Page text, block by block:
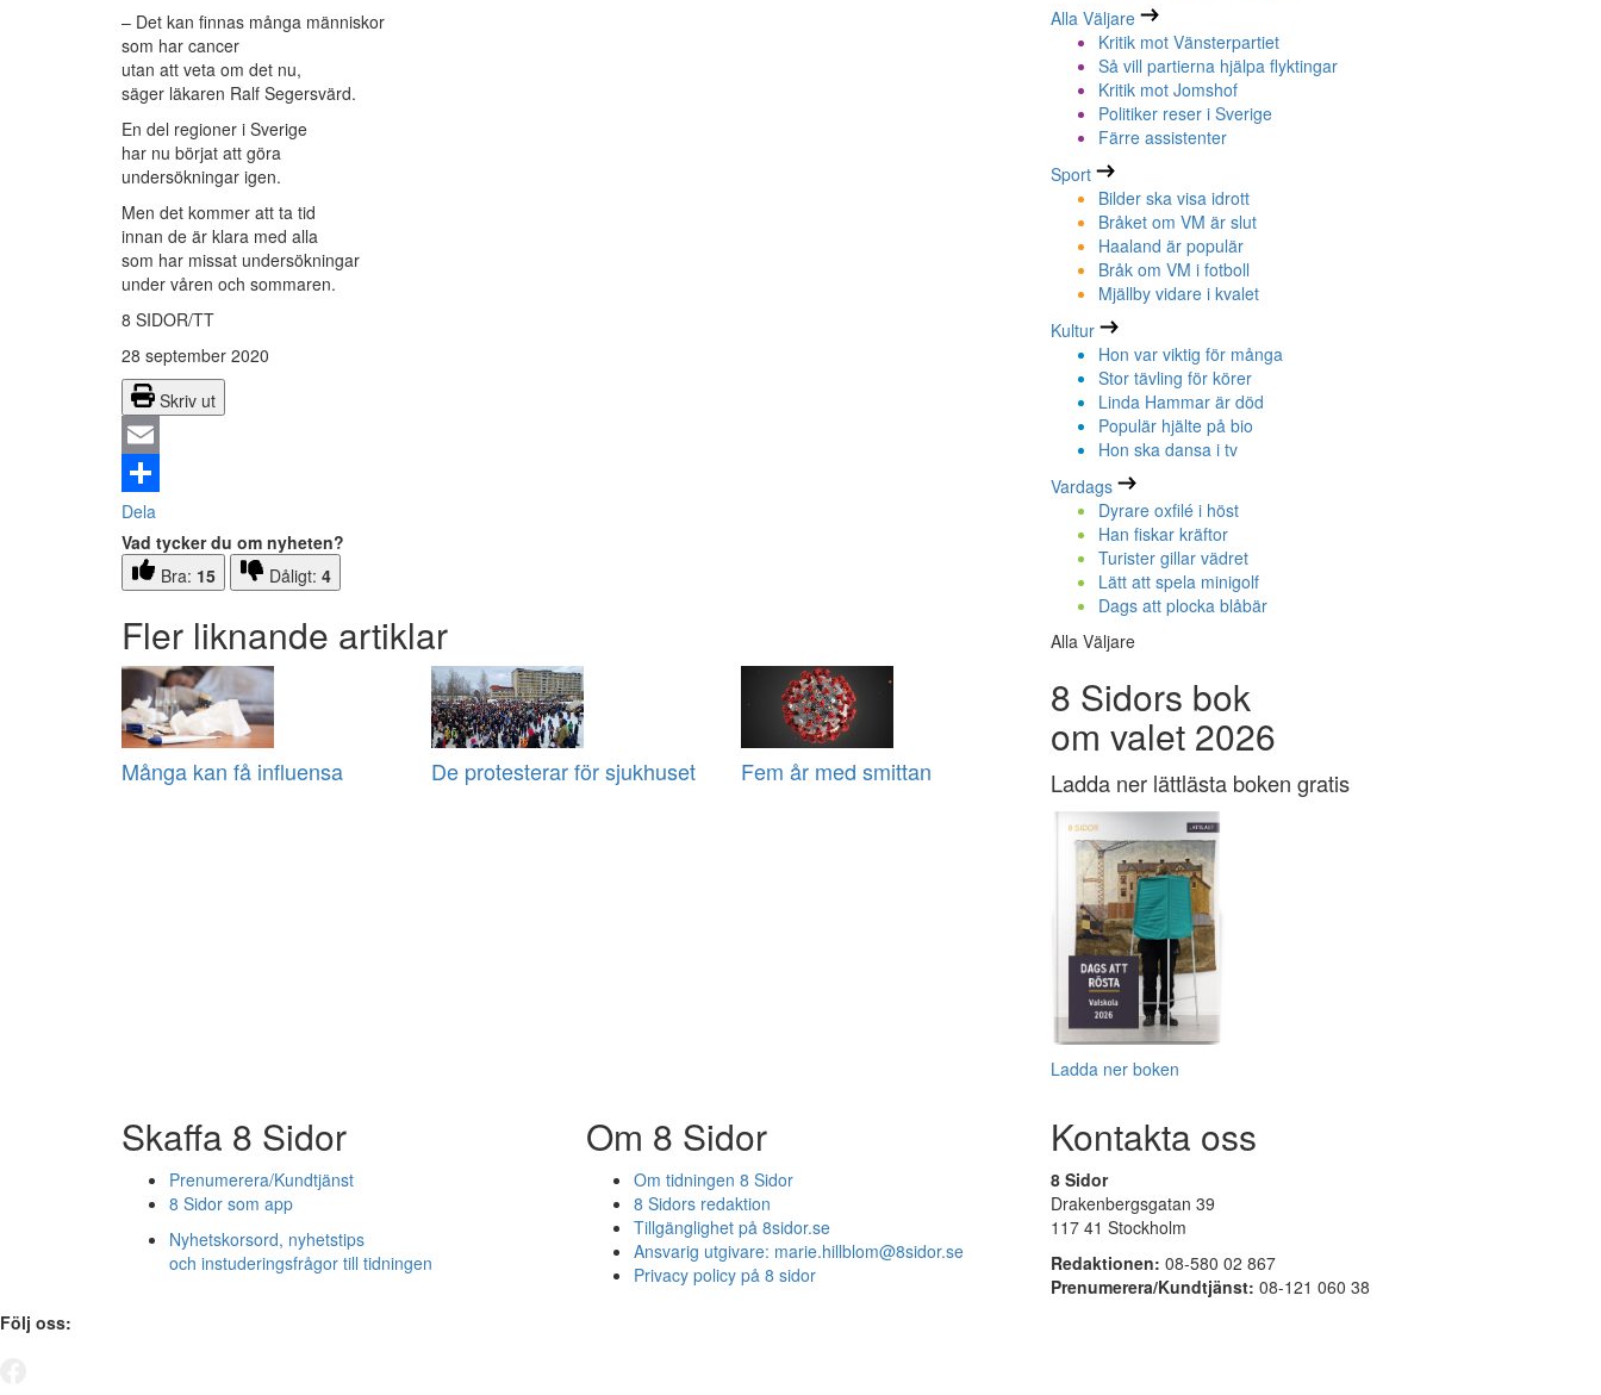
– Det kan finnas många människor
som har cancer
utan att veta om det nu,
säger läkaren Ralf Segersvärd.
En del regioner i Sverige
har nu börjat att göra
undersökningar igen.
Men det kommer att ta tid
innan de är klara med alla
som har missat undersökningar
under våren och sommaren.
8 SIDOR/TT
28 september 2020
Skriv ut
Email
Dela
Vad tycker du om nyheten?
Bra: 15 Dåligt: 4
Fler liknande artiklar
Många kan få influensa De protesterar för sjukhuset Fem år med smittan
Alla Väljare
Kritik mot Vänsterpartiet
Så vill partierna hjälpa flyktingar
Kritik mot Jomshof
Politiker reser i Sverige
Färre assistenter
Sport
Bilder ska visa idrott
Bråket om VM är slut
Haaland är populär
Bråk om VM i fotboll
Mjällby vidare i kvalet
Kultur
Hon var viktig för många
Stor tävling för körer
Linda Hammar är död
Populär hjälte på bio
Hon ska dansa i tv
Vardags
Dyrare oxfilé i höst
Han fiskar kräftor
Turister gillar vädret
Lätt att spela minigolf
Dags att plocka blåbär
Alla Väljare
8 Sidors bok
om valet 2026
Ladda ner lättlästa boken gratis
Ladda ner boken
Skaffa 8 Sidor
Prenumerera/Kundtjänst
8 Sidor som app
Nyhetskorsord, nyhetstips
och instuderingsfrågor till tidningen
Om 8 Sidor
Om tidningen 8 Sidor
8 Sidors redaktion
Tillgänglighet på 8sidor.se
Ansvarig utgivare: marie.hillblom@8sidor.se
Privacy policy på 8 sidor
Kontakta oss
8 Sidor
Drakenbergsgatan 39
117 41 Stockholm
Redaktionen: 08-580 02 867
Prenumerera/Kundtjänst: 08-121 060 38
Följ oss: